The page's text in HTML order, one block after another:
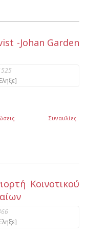
-Johan Garden
Συναυλίες
Κοινοτικού